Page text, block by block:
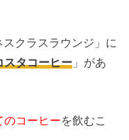
クラスラウンジ」に
スタコーヒー 」があ
のコーヒーを飲むこ